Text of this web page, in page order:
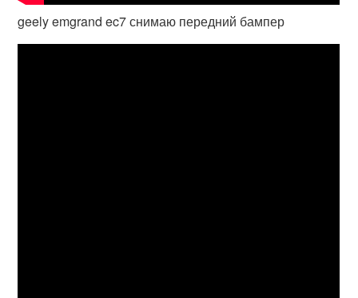
geely emgrand ec7 снимаю передний бампер